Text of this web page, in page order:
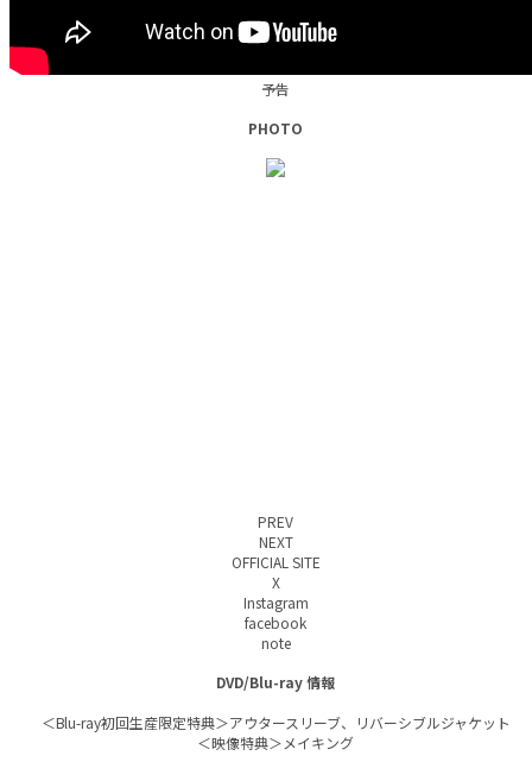
予告
PHOTO
PREV
NEXT
OFFICIAL SITE
X
Instagram
facebook
note
DVD/Blu-ray 情報
＜Blu-ray初回生産限定特典＞アウタースリーブ、リバーシブルジャケット
＜映像特典＞メイキング